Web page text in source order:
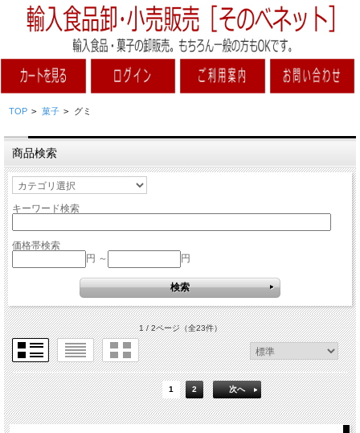
TOP > 菓子 > グミ
商品検索
キーワード検索
価格帯検索
円 ～
円
1 / 2ページ（全23件）
1 2 次へ